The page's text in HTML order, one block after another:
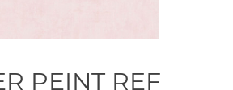
PEINT REF